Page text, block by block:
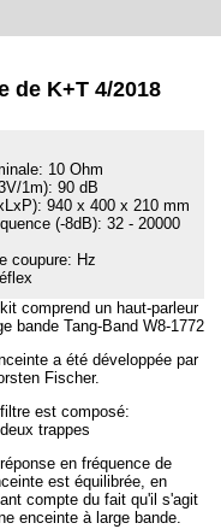
de K+T 4/2018
10 Ohm
1m): 90 dB
940 x 400 x 210 mm
(-8dB): 32 - 20000
coupure: Hz
comprend un haut-parleur
bande Tang-Band W8-1772
a été développée par
Fischer.
est composé:
trappes
en fréquence de
est équilibrée, en
compte du fait qu'il s'agit
enceinte à large bande.